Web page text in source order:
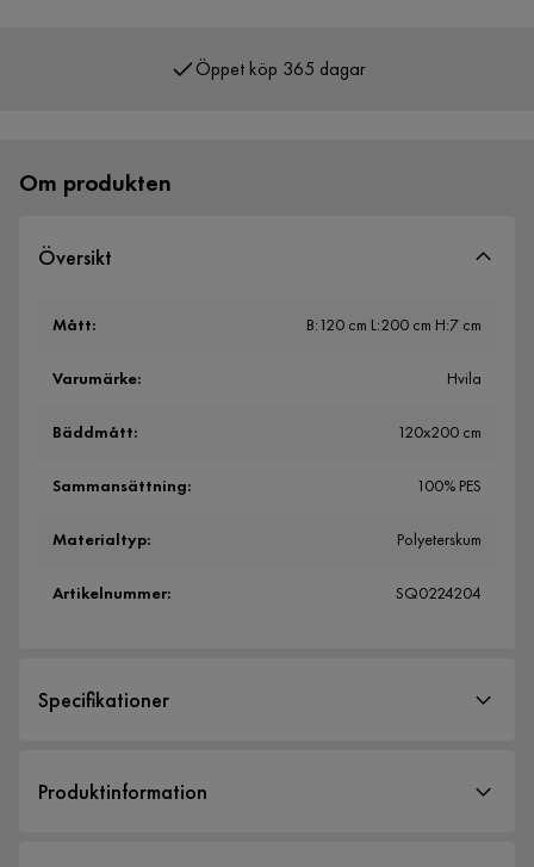
Över 400 000 nöjda kunder
Om produkten
Översikt
Mått: B:120 cm L:200 cm H:7 cm
Varumärke: Hvila
Bäddmått: 120x200 cm
Sammansättning: 100% PES
Materialtyp: Polyeterskum
Artikelnummer: SQ0224204
Specifikationer
Storlek
Produktinformation